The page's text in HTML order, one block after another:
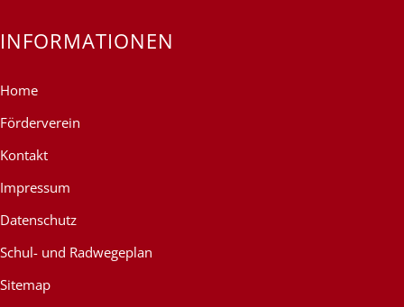
INFORMATIONEN
Home
Förderverein
Kontakt
Impressum
Datenschutz
Schul- und Radwegeplan
Sitemap